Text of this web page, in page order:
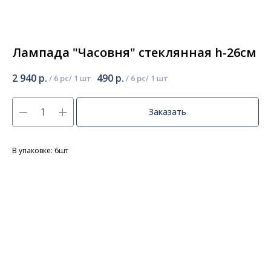
Лампада "Часовня" стеклянная h-26см
2 940 р. / 6 pc 490 р. / 6 pc
Заказать
В упаковке: 6шт